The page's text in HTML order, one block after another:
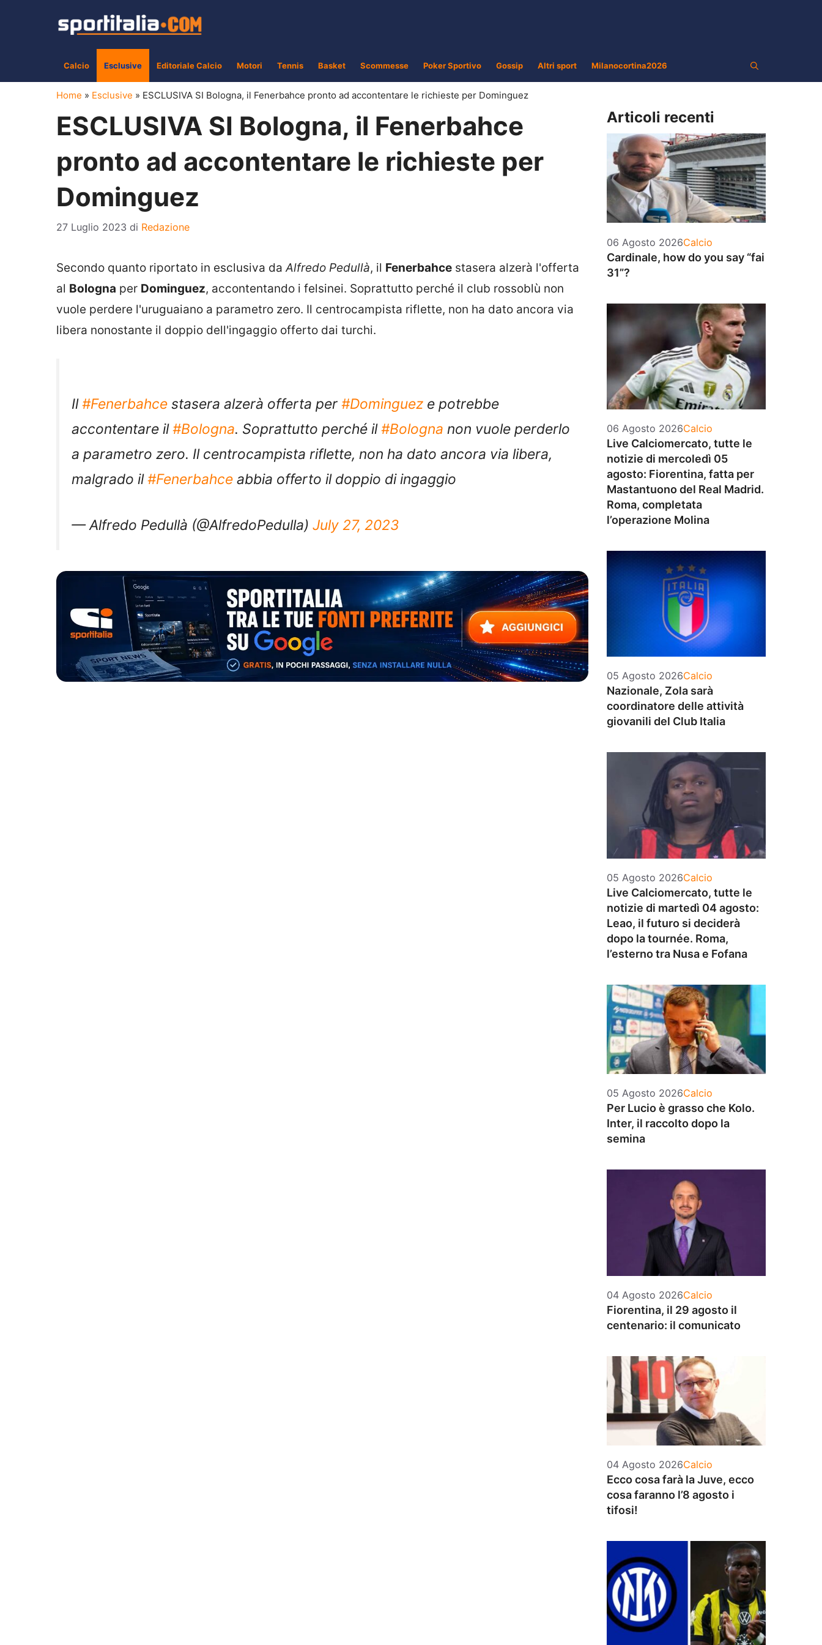
Calcio Esclusive Editoriale Calcio Motori Tennis Basket Scommesse Poker Sportivo Gossip Altri sport Milanocortina2026
Home » Esclusive » ESCLUSIVA SI Bologna, il Fenerbahce pronto ad accontentare le richieste per Dominguez
ESCLUSIVA SI Bologna, il Fenerbahce
pronto ad accontentare le richieste per
Dominguez
27 Luglio 2023 di Redazione
Secondo quanto riportato in esclusiva daAlfredo Pedullà, il Fenerbahce stasera alzerà l'offerta
al Bologna per Dominguez, accontentando i felsinei. Soprattutto perché il club rossoblù non
vuole perdere l'uruguaiano a parametro zero. Il centrocampista riflette, non ha dato ancora via
libera nonostante il doppio dell'ingaggio offerto dai turchi.
Il#Fenerbahce stasera alzerà offerta per #Dominguez e potrebbe
accontentare il#Bologna. Soprattutto perché il#Bologna non vuole perderlo
a parametro zero. Il centrocampista riflette, non ha dato ancora via libera,
malgrado il#Fenerbahce abbia offerto il doppio di ingaggio
— Alfredo Pedullà (@AlfredoPedulla) July 27, 2023
Articoli recenti
06 Agosto 2026Categorie
Calcio
Cardinale, how do you say “fai
31”?
06 Agosto 2026Categorie
Calcio
Live Calciomercato, tutte le
notizie di mercoledì 05
agosto: Fiorentina, fatta per
Mastantuono del Real Madrid.
Roma, completata
l’operazione Molina
05 Agosto 2026Categorie
Calcio
Nazionale, Zola sarà
coordinatore delle attività
giovanili del Club Italia
05 Agosto 2026Categorie
Calcio
Live Calciomercato, tutte le
notizie di martedì 04 agosto:
Leao, il futuro si deciderà
dopo la tournée. Roma,
l’esterno tra Nusa e Fofana
05 Agosto 2026Categorie
Calcio
Per Lucio è grasso che Kolo.
Inter, il raccolto dopo la
semina
04 Agosto 2026Categorie
Calcio
Fiorentina, il 29 agosto il
centenario: il comunicato
04 Agosto 2026Categorie
Calcio
Ecco cosa farà la Juve, ecco
cosa faranno l’8 agosto i
tifosi!